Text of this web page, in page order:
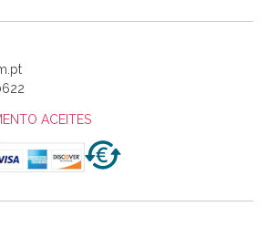
Alexandra Morais
meus tecidos chegaram hoje. Muito
que dá um jeitaço pras minhas linhas
que pões nos tecidos, mas que cheiram
... cheiram! :) Muito Obrigada.
ACEITES